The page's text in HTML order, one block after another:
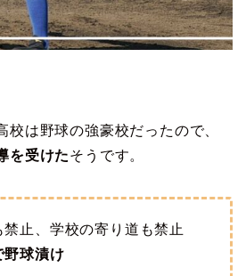
校は野球の強豪校だったので、
を受けたそうです。
止、学校の寄り道も禁止
野球漬け